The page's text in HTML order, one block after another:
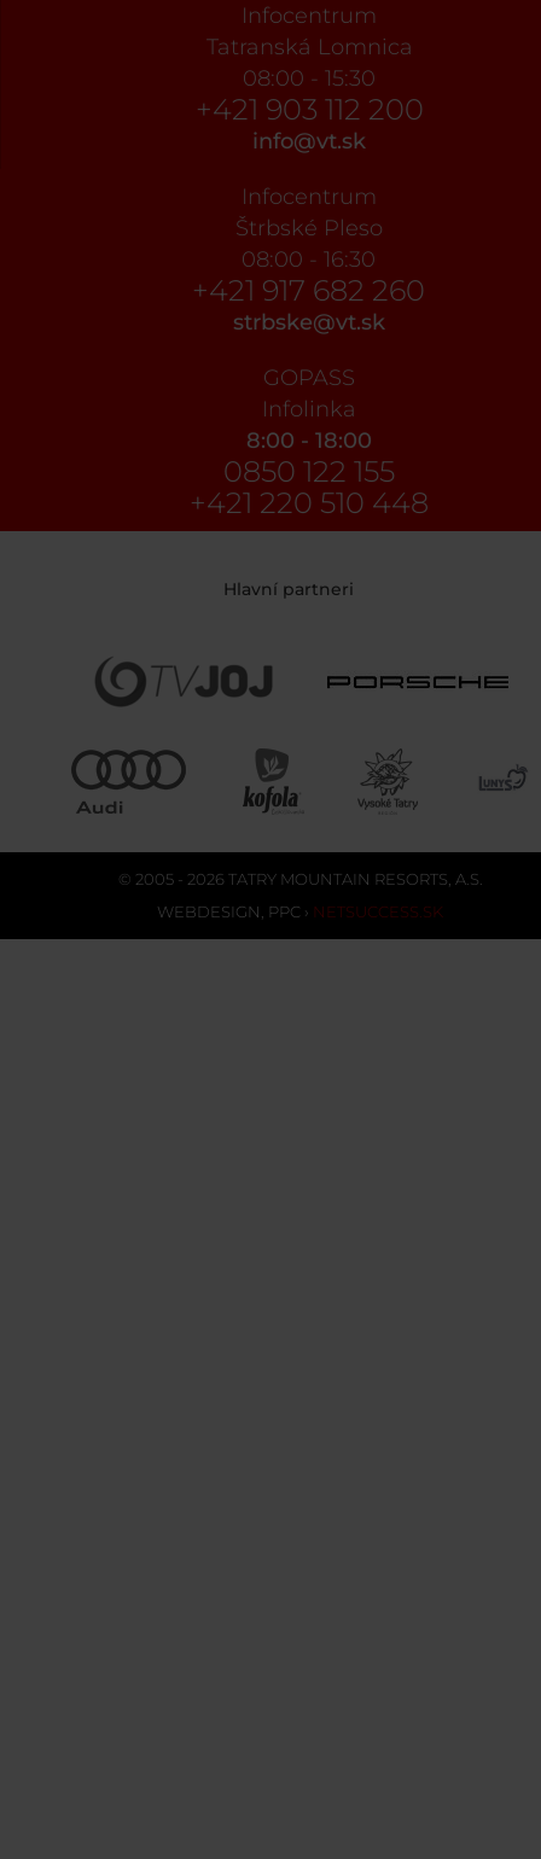
Infocentrum
Tatranská Lomnica
08:00 - 15:30
+421 903 112 200
info@vt.sk
Infocentrum
Štrbské Pleso
08:00 - 16:30
+421 917 682 260
strbske@vt.sk
GOPASS
Infolinka
8:00 - 18:00
0850 122 155
+421 220 510 448
Hlavní partneri
© 2005 - 2026 TATRY MOUNTAIN RESORTS, A.S.
WEBDESIGN PPC › NETSUCCESS.SK